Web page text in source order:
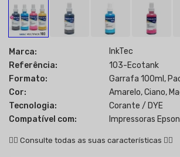
Marca:
InkTec
Referência:
103-Ecotank
Formato:
Garrafa 100ml,
Cor:
Amarelo, Ciano,
Tecnologia:
Corante / DYE
Compatível com:
Impressoras Epson
👇🏻 Consulte todas as suas características 👇🏻